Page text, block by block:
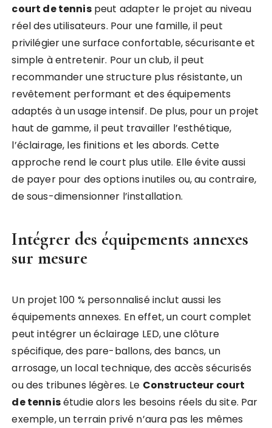
court de tennispeut adapter le projet au niveau
réel des utilisateurs. Pour une famille, il peut
privilégier une surface confortable, sécurisante et
simple à entretenir. Pour un club, il peut
recommander une structure plus résistante, un
revêtement performant et des équipements
adaptés à un usage intensif. De plus, pour un projet
haut de gamme, il peut travailler l’esthétique,
l’éclairage, les finitions et les abords. Cette
approche rend le court plus utile. Elle évite aussi
de payer pour des options inutiles ou, au contraire,
de sous-dimensionner l’installation.
Intégrer des équipements annexes
sur mesure
Un projet 100 % personnalisé inclut aussi les
équipements annexes. En effet, un court complet
peut intégrer un éclairage LED, une clôture
spécifique, des pare-ballons, des bancs, un
arrosage, un local technique, des accès sécurisés
ou des tribunes légères. Le Constructeur court
de tennisétudie alors les besoins réels du site. Par
exemple, un terrain privé n’aura pas les mêmes